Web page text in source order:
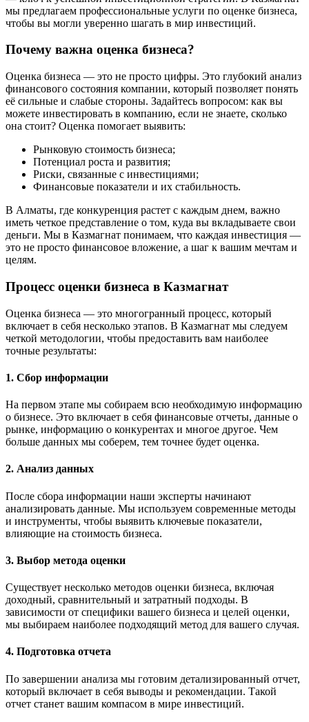
мы предлагаем профессиональные услуги по оценке бизнеса,
чтобы вы могли уверенно шагать в мир инвестиций.
Почему важна оценка бизнеса?
Оценка бизнеса — это не просто цифры. Это глубокий анализ
финансового состояния компании, который позволяет понять
её сильные и слабые стороны. Задайтесь вопросом: как вы
можете инвестировать в компанию, если не знаете, сколько
она стоит? Оценка помогает выявить:
Рынковую стоимость бизнеса;
Потенциал роста и развития;
Риски, связанные с инвестициями;
Финансовые показатели и их стабильность.
В Алматы, где конкуренция растет с каждым днем, важно
иметь четкое представление о том, куда вы вкладываете свои
деньги. Мы в Казмагнат понимаем, что каждая инвестиция —
это не просто финансовое вложение, а шаг к вашим мечтам и
целям.
Процесс оценки бизнеса в Казмагнат
Оценка бизнеса — это многогранный процесс, который
включает в себя несколько этапов. В Казмагнат мы следуем
четкой методологии, чтобы предоставить вам наиболее
точные результаты:
1. Сбор информации
На первом этапе мы собираем всю необходимую информацию
о бизнесе. Это включает в себя финансовые отчеты, данные о
рынке, информацию о конкурентах и многое другое. Чем
больше данных мы соберем, тем точнее будет оценка.
2. Анализ данных
После сбора информации наши эксперты начинают
анализировать данные. Мы используем современные методы
и инструменты, чтобы выявить ключевые показатели,
влияющие на стоимость бизнеса.
3. Выбор метода оценки
Существует несколько методов оценки бизнеса, включая
доходный, сравнительный и затратный подходы. В
зависимости от специфики вашего бизнеса и целей оценки,
мы выбираем наиболее подходящий метод для вашего случая.
4. Подготовка отчета
По завершении анализа мы готовим детализированный отчет,
который включает в себя выводы и рекомендации. Такой
отчет станет вашим компасом в мире инвестиций.